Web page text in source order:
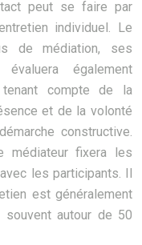
peut se faire par
individuel. Le
de médiation, ses
également
tenant compte de la
et de la volonté
constructive.
médiateur fixera les
les participants. Il
est généralement
autour de 50